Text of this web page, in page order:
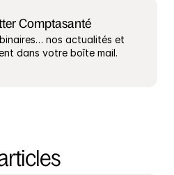
Comptasanté
nos actualités et
dans votre boîte mail.